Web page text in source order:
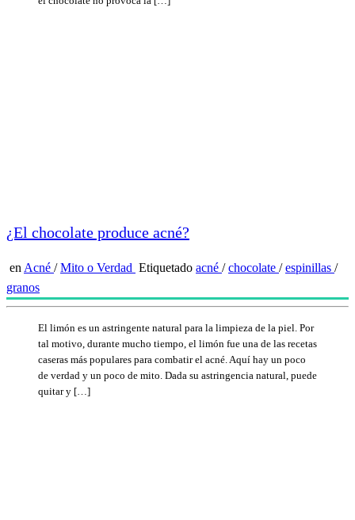
¿El chocolate produce acné?
en Acné /Mito o Verdad Etiquetado acné /chocolate /espinillas /
granos
El limón es un astringente natural para la limpieza de la piel. Por
tal motivo, durante mucho tiempo, el limón fue una de las recetas
caseras más populares para combatir el acné. Aquí hay un poco
de verdad y un poco de mito. Dada su astringencia natural, puede
quitar y […]